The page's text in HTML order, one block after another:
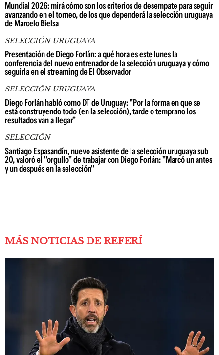
Mundial 2026: mirá cómo son los criterios de desempate para seguir
avanzando en el torneo, de los que dependerá la selección uruguaya
de Marcelo Bielsa
SELECCIÓN URUGUAYA
Presentación de Diego Forlán: a qué hora es este lunes la
conferencia del nuevo entrenador de la selección uruguaya y cómo
seguirla en el streaming de El Observador
SELECCIÓN URUGUAYA
Diego Forlán habló como DT de Uruguay: "Por la forma en que se
está construyendo todo (en la selección), tarde o temprano los
resultados van a llegar"
SELECCIÓN
Santiago Espasandín, nuevo asistente de la selección uruguaya sub
20, valoró el "orgullo" de trabajar con Diego Forlán: "Marcó un antes
y un después en la selección"
MÁS NOTICIAS DE REFERÍ